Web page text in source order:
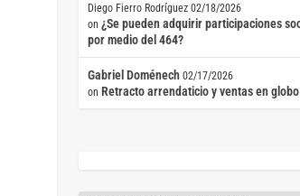
Diego Fierro Rodríguez 02/18/2026
on ¿Se pueden adquirir participaciones
por medio del 464?
Gabriel Doménech 02/17/2026
on Retracto arrendaticio y ventas en globo